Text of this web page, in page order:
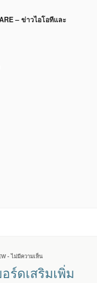
– ข่าวไอโอทีและ
-ไม่มีความเห็น
QWIICRESET
ร์ดเสริมเพิ่ม